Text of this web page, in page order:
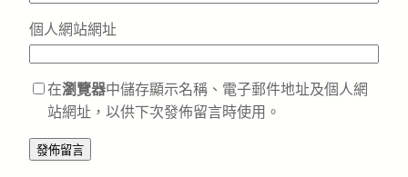
個人網站網址
在瀏覽器中儲存顯示名稱、電子郵件地址及個人網
站網址，以供下次發佈留言時使用。